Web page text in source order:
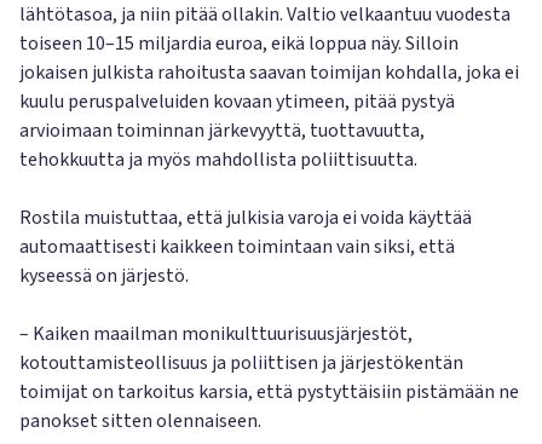
lähtötasoa, ja niin pitää ollakin. Valtio velkaantuu vuodesta
toiseen 10–15 miljardia euroa, eikä loppua näy. Silloin
jokaisen julkista rahoitusta saavan toimijan kohdalla, joka ei
kuulu peruspalveluiden kovaan ytimeen, pitää pystyä
arvioimaan toiminnan järkevyyttä, tuottavuutta,
tehokkuutta ja myös mahdollista poliittisuutta.
Rostila muistuttaa, että julkisia varoja ei voida käyttää
automaattisesti kaikkeen toimintaan vain siksi, että
kyseessä on järjestö.
– Kaiken maailman monikulttuurisuusjärjestöt,
kotouttamisteollisuus ja poliittisen ja järjestökentän
toimijat on tarkoitus karsia, että pystyttäisiin pistämään ne
panokset sitten olennaiseen.